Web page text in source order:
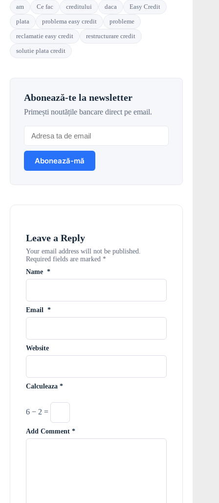
am Ce fac creditului daca
Easy Credit
plata
problema easy credit
probleme
reclamatie easy credit
restructurare credit
solutie plata credit
Abonează-te la newsletter
Primești noutățile bancare direct pe email.
Leave a Reply
Your email address will not be published.
Required fields are marked *
Name *
Email *
Website
Calculeaza *
6 − 2 =
Add Comment *